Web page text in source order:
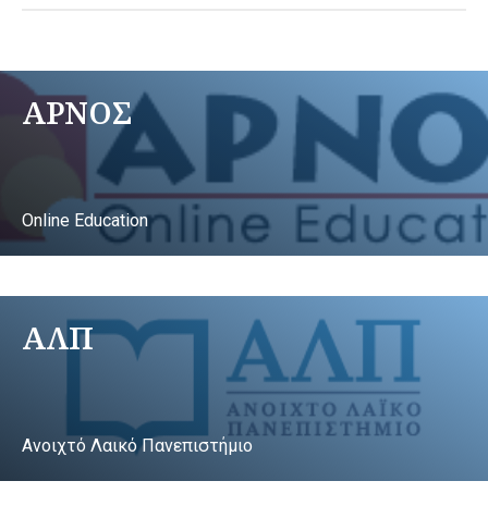
ΑΡΝΟΣ
Online Education
ΑΛΠ
Ανοιχτό Λαικό Πανεπιστήμιο